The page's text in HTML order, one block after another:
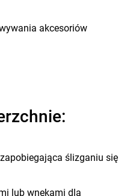
akcesoriów
ślizganiu się
lub wnękami dla